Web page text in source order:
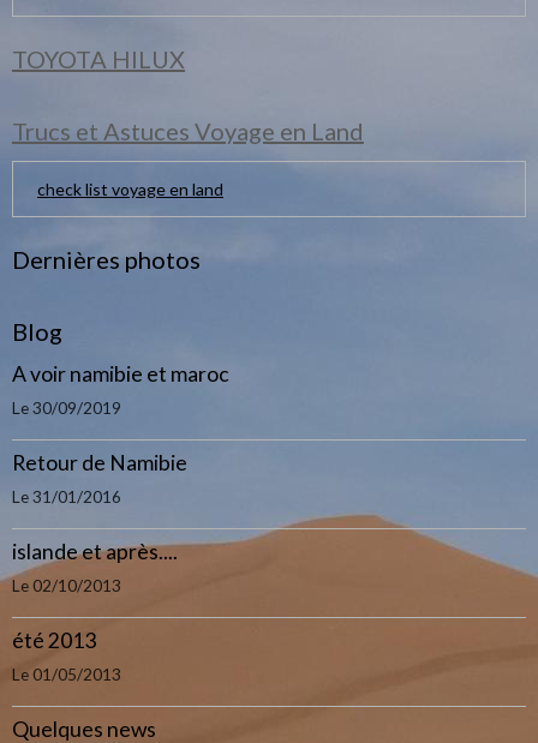
TOYOTA HILUX
Trucs et Astuces Voyage en Land
check list voyage en land
Dernières photos
Blog
A voir namibie et maroc
Le 30/09/2019
Retour de Namibie
Le 31/01/2016
islande et après....
Le 02/10/2013
été 2013
Le 01/05/2013
Quelques news